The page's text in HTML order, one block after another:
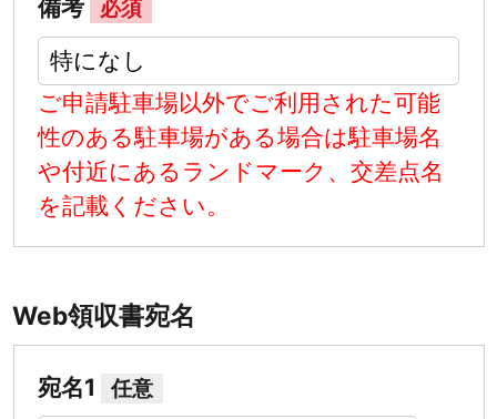
備考 必須
ご申請駐車場以外でご利用された可能
性のある駐車場がある場合は駐車場名
や付近にあるランドマーク、交差点名
を記載ください。
Web領収書宛名
宛名1 任意